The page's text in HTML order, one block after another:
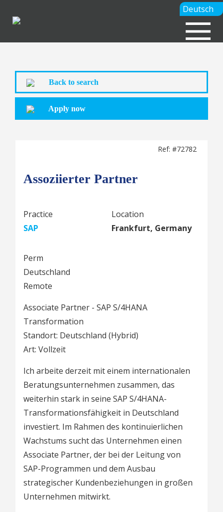
Deutsch
Back to search
Apply now
Ref: #72782
Assoziierter Partner
Practice
SAP
Location
Frankfurt, Germany
Perm
Deutschland
Remote
Associate Partner - SAP S/4HANA
Transformation
Standort: Deutschland (Hybrid)
Art: Vollzeit
Ich arbeite derzeit mit einem internationalen
Beratungsunternehmen zusammen, das
weiterhin stark in seine SAP S/4HANA-
Transformationsfähigkeit in Deutschland
investiert. Im Rahmen des kontinuierlichen
Wachstums sucht das Unternehmen einen
Associate Partner, der bei der Leitung von
SAP-Programmen und dem Ausbau
strategischer Kundenbeziehungen in großen
Unternehmen mitwirkt.